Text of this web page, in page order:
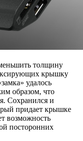
толщину
крышку
удалось
образом, что
Сохранился и
придает крышке
возможность
посторонних